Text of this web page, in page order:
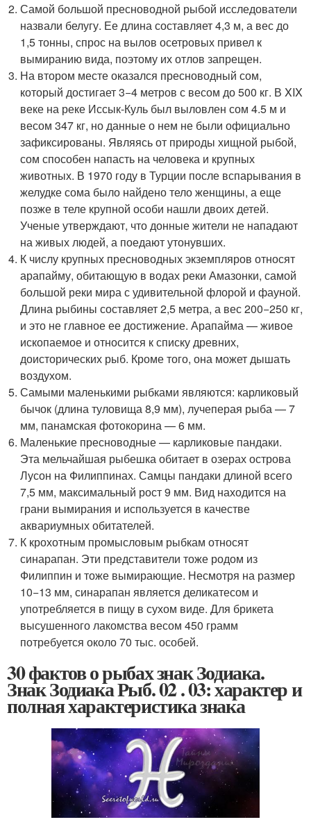
Самой большой пресноводной рыбой исследователи
назвали белугу. Ее длина составляет 4,3 м, а вес до
1,5 тонны, спрос на вылов осетровых привел к
вымиранию вида, поэтому их отлов запрещен.
На втором месте оказался пресноводный сом,
который достигает 3−4 метров с весом до 500 кг. В XIX
веке на реке Иссык-Куль был выловлен сом 4.5 м и
весом 347 кг, но данные о нем не были официально
зафиксированы. Являясь от природы хищной рыбой,
сом способен напасть на человека и крупных
животных. В 1970 году в Турции после вспарывания в
желудке сома было найдено тело женщины, а еще
позже в теле крупной особи нашли двоих детей.
Ученые утверждают, что донные жители не нападают
на живых людей, а поедают утонувших.
К числу крупных пресноводных экземпляров относят
арапайму, обитающую в водах реки Амазонки, самой
большой реки мира с удивительной флорой и фауной.
Длина рыбины составляет 2,5 метра, а вес 200−250 кг,
и это не главное ее достижение. Арапайма — живое
ископаемое и относится к списку древних,
доисторических рыб. Кроме того, она может дышать
воздухом.
Самыми маленькими рыбками являются: карликовый
бычок (длина туловища 8,9 мм), лучеперая рыба — 7
мм, панамская фотокорина — 6 мм.
Маленькие пресноводные — карликовые пандаки.
Эта мельчайшая рыбешка обитает в озерах острова
Лусон на Филиппинах. Самцы пандаки длиной всего
7,5 мм, максимальный рост 9 мм. Вид находится на
грани вымирания и используется в качестве
аквариумных обитателей.
К крохотным промысловым рыбкам относят
синарапан. Эти представители тоже родом из
Филиппин и тоже вымирающие. Несмотря на размер
10−13 мм, синарапан является деликатесом и
употребляется в пищу в сухом виде. Для брикета
высушенного лакомства весом 450 грамм
потребуется около 70 тыс. особей.
30 фактов о рыбах знак Зодиака.
Знак Зодиака Рыб. 02 . 03: характер и
полная характеристика знака